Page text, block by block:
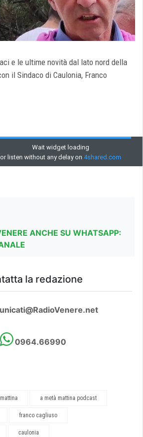
e le ultime novità dal lato nord della
il Sindaco di Caulonia, Franco
ANCHE SU WHATSAPP:
la redazione
0964.66990
a metà mattina podcast
franco cagliuso
caulonia